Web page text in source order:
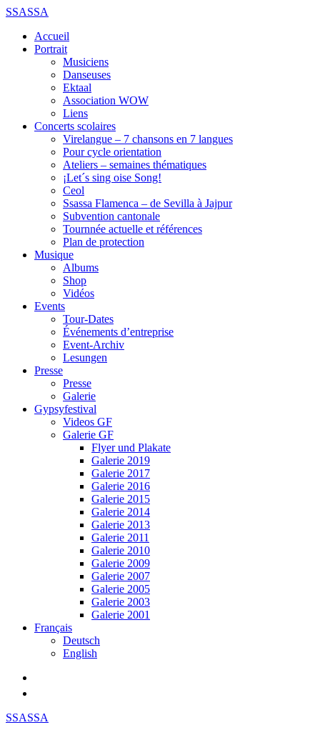
SSASSA
Accueil
Portrait
Musiciens
Danseuses
Ektaal
Association WOW
Liens
Concerts scolaires
Virelangue – 7 chansons en 7 langues
Pour cycle orientation
Ateliers – semaines thématiques
¡Let´s sing oise Song!
Ceol
Ssassa Flamenca – de Sevilla à Jajpur
Subvention cantonale
Tournnée actuelle et références
Plan de protection
Musique
Albums
Shop
Vidéos
Events
Tour-Dates
Événements d’entreprise
Event-Archiv
Lesungen
Presse
Presse
Galerie
Gypsyfestival
Videos GF
Galerie GF
Flyer und Plakate
Galerie 2019
Galerie 2017
Galerie 2016
Galerie 2015
Galerie 2014
Galerie 2013
Galerie 2011
Galerie 2010
Galerie 2009
Galerie 2007
Galerie 2005
Galerie 2003
Galerie 2001
Français
Deutsch
English
SSASSA